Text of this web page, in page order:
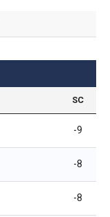
SC
-9
-8
-8